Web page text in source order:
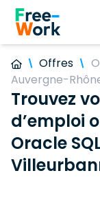
Offres
Auvergne-
Trouvez
d’emploi
Oracle